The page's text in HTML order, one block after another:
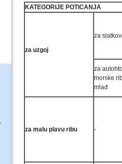
KATEGORIJE POTICANJA
za uzgoj
za
za
morske
mlađ
za malu plavu ribu -